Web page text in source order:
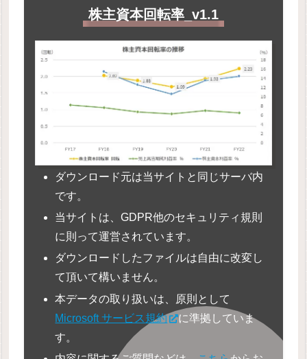
株主資本回転率_v1.1
ダウンロード元は当サイトと同じサーバ内
です。
当サイトは、GDPR他のセキュリティ規則
に則って運営されています。
ダウンロードしたファイルは自由に改変し
て頂いて構いません。
本データの取り扱いは、原則として
Microsoft サービス規約
に準拠していま
す。